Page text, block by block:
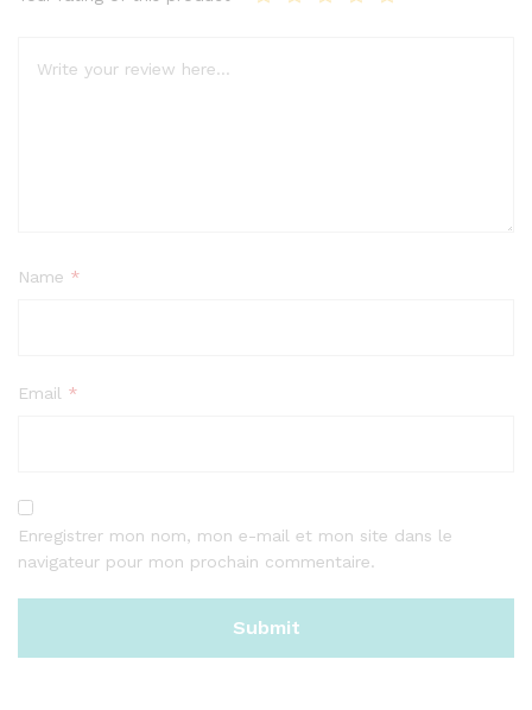
Name *
Email *
Enregistrer mon nom, mon e-mail et mon site dans le
navigateur pour mon prochain commentaire.